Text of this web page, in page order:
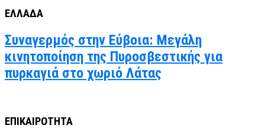
ΕΛΛΑΔΑ
Συναγερμός στην Εύβοια: Μεγάλη
κινητοποίηση της Πυροσβεστικής για
πυρκαγιά στο χωριό Λάτας
ΕΠΙΚΑΙΡΟΤΗΤΑ